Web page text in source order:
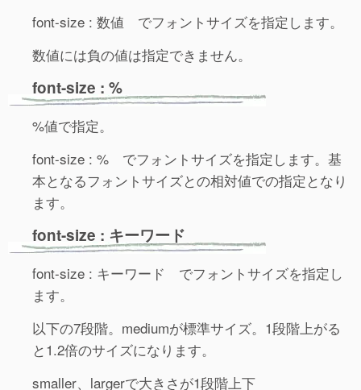
font-size : 数値 でフォントサイズを指定します。
数値には負の値は指定できません。
font-size : %
%値で指定。
font-size : % でフォントサイズを指定します。基
本となるフォントサイズとの相対値での指定となり
ます。
font-size : キーワード
font-size : キーワード でフォントサイズを指定し
ます。
以下の7段階。mediumが標準サイズ。1段階上がる
と1.2倍のサイズになります。
smaller、largerで大きさが1段階上下